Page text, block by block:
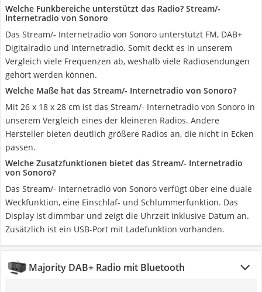
Welche Funkbereiche unterstützt das Radio? Stream/-
Internetradio von Sonoro
Das Stream/- Internetradio von Sonoro unterstützt FM, DAB+
Digitalradio und Internetradio. Somit deckt es in unserem
Vergleich viele Frequenzen ab, weshalb viele Radiosendungen
gehört werden können.
Welche Maße hat das Stream/- Internetradio von Sonoro?
Mit 26 x 18 x 28 cm ist das Stream/- Internetradio von Sonoro in
unserem Vergleich eines der kleineren Radios. Andere
Hersteller bieten deutlich größere Radios an, die nicht in Ecken
passen.
Welche Zusatzfunktionen bietet das Stream/- Internetradio
von Sonoro?
Das Stream/- Internetradio von Sonoro verfügt über eine duale
Weckfunktion, eine Einschlaf- und Schlummerfunktion. Das
Display ist dimmbar und zeigt die Uhrzeit inklusive Datum an.
Zusätzlich ist ein USB-Port mit Ladefunktion vorhanden.
Majority DAB+ Radio mit Bluetooth